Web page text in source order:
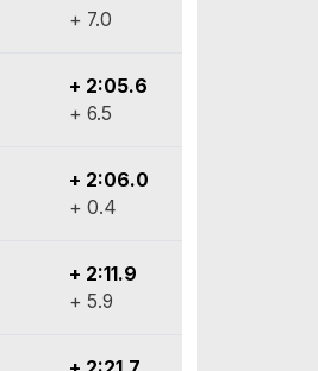
+ 7.0
+ 2:05.6
+ 6.5
+ 2:06.0
+ 0.4
+ 2:11.9
+ 5.9